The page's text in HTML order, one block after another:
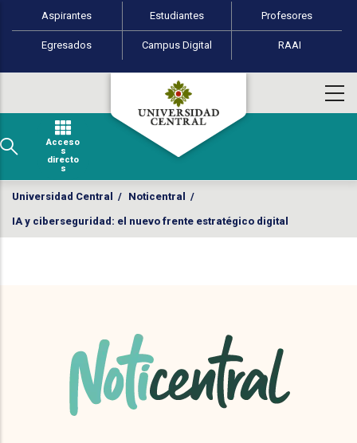
Pasar al contenido principal
Perfiles de usuario
Aspirantes Estudiantes Profesores
Egresados Campus Digital RAAI
Acceso
s
directo
s
Universidad Central / Noticentral /
IA y ciberseguridad: el nuevo frente estratégico digital